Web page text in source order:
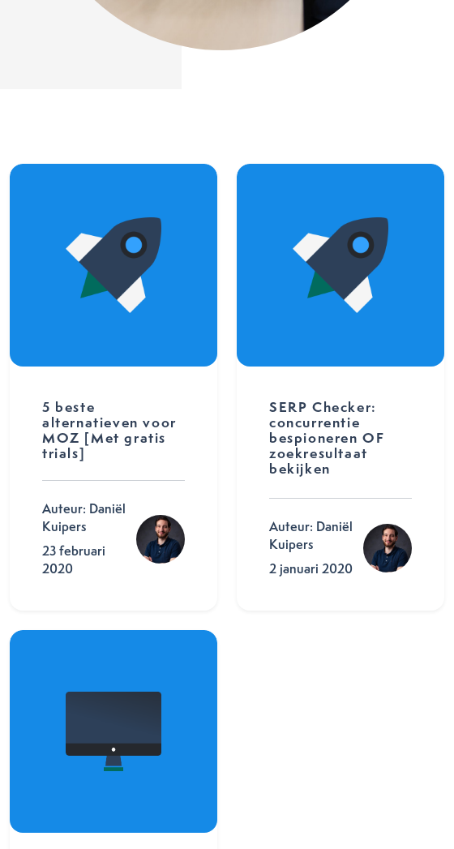
5 beste
alternatieven voor
MOZ [Met gratis
trials]
Auteur: Daniël
Kuipers
23 februari
2020
SERP Checker:
concurrentie
bespioneren OF
zoekresultaat
bekijken
Auteur: Daniël
Kuipers
2 januari 2020